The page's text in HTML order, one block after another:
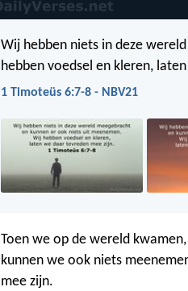
Wij hebben niets in deze
hebben voedsel en kleren,
1 Timoteüs 6:7-8 - NBV21
Toen we op de wereld
kunnen we ook niets
mee zijn.